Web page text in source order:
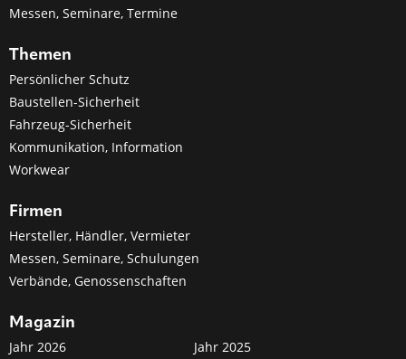
Messen, Seminare, Termine
Themen
Persönlicher Schutz
Baustellen-Sicherheit
Fahrzeug-Sicherheit
Kommunikation, Information
Workwear
Firmen
Hersteller, Händler, Vermieter
Messen, Seminare, Schulungen
Verbände, Genossenschaften
Magazin
Jahr 2026
Jahr 2025